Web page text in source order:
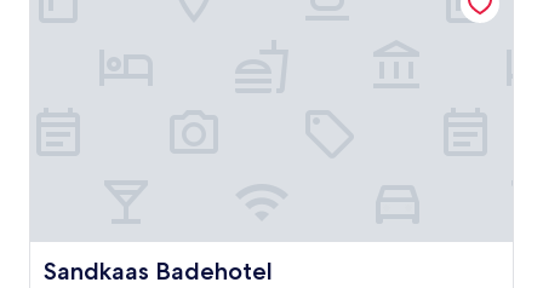
Sandkaas Badehotel
Sandkaas Badehotel